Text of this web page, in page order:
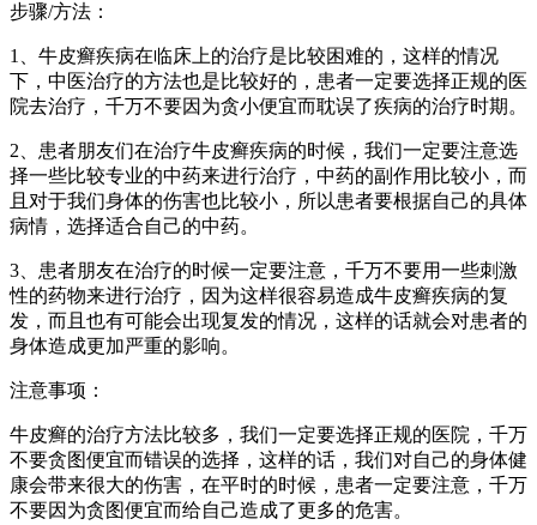
步骤/方法：
1、牛皮癣疾病在临床上的治疗是比较困难的，这样的情况
下，中医治疗的方法也是比较好的，患者一定要选择正规的医
院去治疗，千万不要因为贪小便宜而耽误了疾病的治疗时期。
2、患者朋友们在治疗牛皮癣疾病的时候，我们一定要注意选
择一些比较专业的中药来进行治疗，中药的副作用比较小，而
且对于我们身体的伤害也比较小，所以患者要根据自己的具体
病情，选择适合自己的中药。
3、患者朋友在治疗的时候一定要注意，千万不要用一些刺激
性的药物来进行治疗，因为这样很容易造成牛皮癣疾病的复
发，而且也有可能会出现复发的情况，这样的话就会对患者的
身体造成更加严重的影响。
注意事项：
牛皮癣的治疗方法比较多，我们一定要选择正规的医院，千万
不要贪图便宜而错误的选择，这样的话，我们对自己的身体健
康会带来很大的伤害，在平时的时候，患者一定要注意，千万
不要因为贪图便宜而给自己造成了更多的危害。